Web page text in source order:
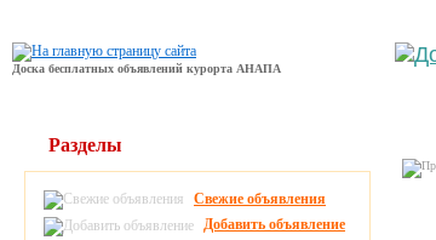
Доска бесплатных объявлений курорта АНАПА
Разделы
Свежие объявления
Добавить объявление